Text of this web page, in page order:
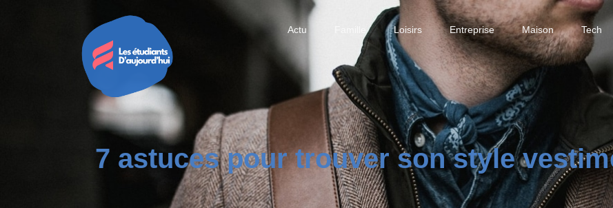
Actu Loisirs Entreprise Maison Tech
7 astuces pour trouver son style